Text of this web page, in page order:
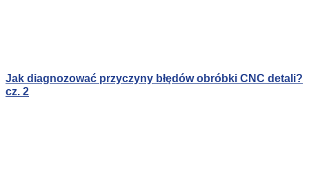
Jak diagnozować przyczyny błędów obróbki CNC detali?
cz. 2